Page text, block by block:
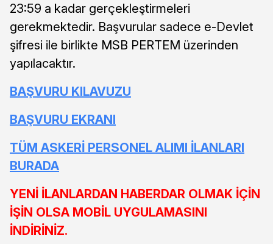
23:59 a kadar gerçekleştirmeleri
gerekmektedir. Başvurular sadece e-Devlet
şifresi ile birlikte MSB PERTEM üzerinden
yapılacaktır.
BAŞVURU KILAVUZU
BAŞVURU EKRANI
TÜM ASKERİ PERSONEL ALIMI İLANLARI
BURADA
YENİ İLANLARDAN HABERDAR OLMAK İÇİN
İŞİN OLSA MOBİL UYGULAMASINI
İNDİRİNİZ.